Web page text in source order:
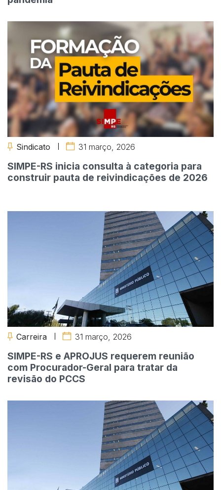
Sindicato 31 março, 2026
SIMPE-RS inicia consulta à categoria para
construir pauta de reivindicações de 2026
Carreira 31 março, 2026
SIMPE-RS e APROJUS requerem reunião
com Procurador-Geral para tratar da
revisão do PCCS